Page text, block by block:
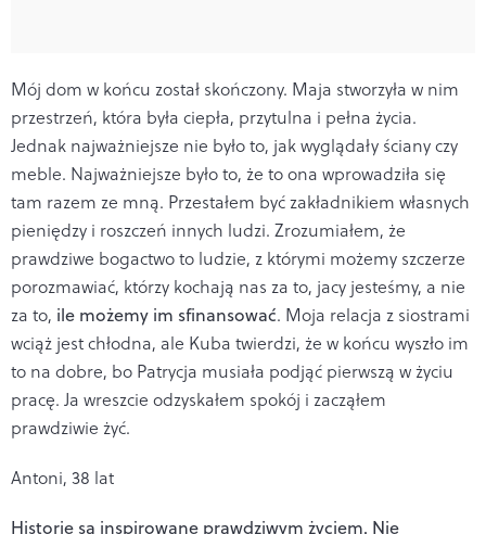
Mój dom w końcu został skończony. Maja stworzyła w nim
przestrzeń, która była ciepła, przytulna i pełna życia.
Jednak najważniejsze nie było to, jak wyglądały ściany czy
meble. Najważniejsze było to, że to ona wprowadziła się
tam razem ze mną. Przestałem być zakładnikiem własnych
pieniędzy i roszczeń innych ludzi. Zrozumiałem, że
prawdziwe bogactwo to ludzie, z którymi możemy szczerze
porozmawiać, którzy kochają nas za to, jacy jesteśmy, a nie
za to, ile możemy im sfinansować. Moja relacja z siostrami
wciąż jest chłodna, ale Kuba twierdzi, że w końcu wyszło im
to na dobre, bo Patrycja musiała podjąć pierwszą w życiu
pracę. Ja wreszcie odzyskałem spokój i zacząłem
prawdziwie żyć.
Antoni, 38 lat
Historie są inspirowane prawdziwym życiem. Nie